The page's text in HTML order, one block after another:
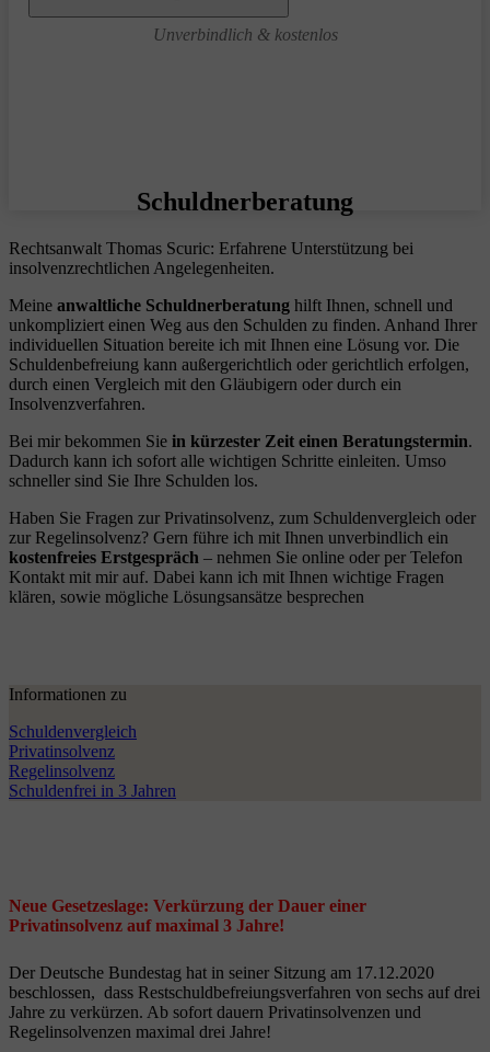
Unverbindlich & kostenlos
Schuldnerberatung
Rechtsanwalt Thomas Scuric: Erfahrene Unterstützung bei
insolvenzrechtlichen Angelegenheiten.
Meine anwaltliche Schuldnerberatung hilft Ihnen, schnell und
unkompliziert einen Weg aus den Schulden zu finden. Anhand Ihrer
individuellen Situation bereite ich mit Ihnen eine Lösung vor. Die
Schuldenbefreiung kann außergerichtlich oder gerichtlich erfolgen,
durch einen Vergleich mit den Gläubigern oder durch ein
Insolvenzverfahren.
Bei mir bekommen Sie in kürzester Zeit einen Beratungstermin.
Dadurch kann ich sofort alle wichtigen Schritte einleiten. Umso
schneller sind Sie Ihre Schulden los.
Haben Sie Fragen zur Privatinsolvenz, zum Schuldenvergleich oder
zur Regelinsolvenz? Gern führe ich mit Ihnen unverbindlich ein
kostenfreies Erstgespräch – nehmen Sie online oder per Telefon
Kontakt mit mir auf. Dabei kann ich mit Ihnen wichtige Fragen
klären, sowie mögliche Lösungsansätze besprechen
Informationen zu
Schuldenvergleich
Privatinsolvenz
Regelinsolvenz
Schuldenfrei in 3 Jahren
Neue Gesetzeslage: Verkürzung der Dauer einer
Privatinsolvenz auf maximal 3 Jahre!
Der Deutsche Bundestag hat in seiner Sitzung am 17.12.2020
beschlossen, dass Restschuldbefreiungsverfahren von sechs auf drei
Jahre zu verkürzen. Ab sofort dauern Privatinsolvenzen und
Regelinsolvenzen maximal drei Jahre!